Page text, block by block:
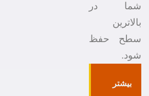
شما در
بالاترین
سطح حفظ
شود.
بیشتر